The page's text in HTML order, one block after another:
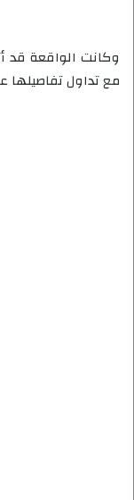
وكانت الواقعة قد
مع تداول تفاصيلها